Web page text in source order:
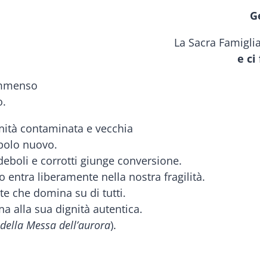
e ci
contaminata e vecchia
nuovo.
e corrotti giunge conversione.
entra liberamente nella nostra fragilità.
che domina su di tutti.
alla sua dignità autentica.
Messa dell’aurora).